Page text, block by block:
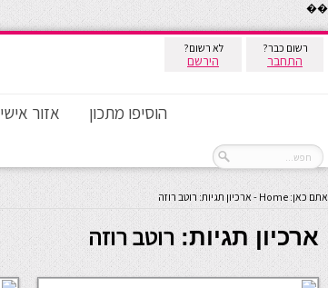
��
רשום כבר?
התחבר
לא רשום?
הירשם
הוסיפו מתכון אזור אישי
אתם כאן: Home
-ארכיון תגיות: רוטב רוזה
ארכיון תגיות: רוטב רוזה